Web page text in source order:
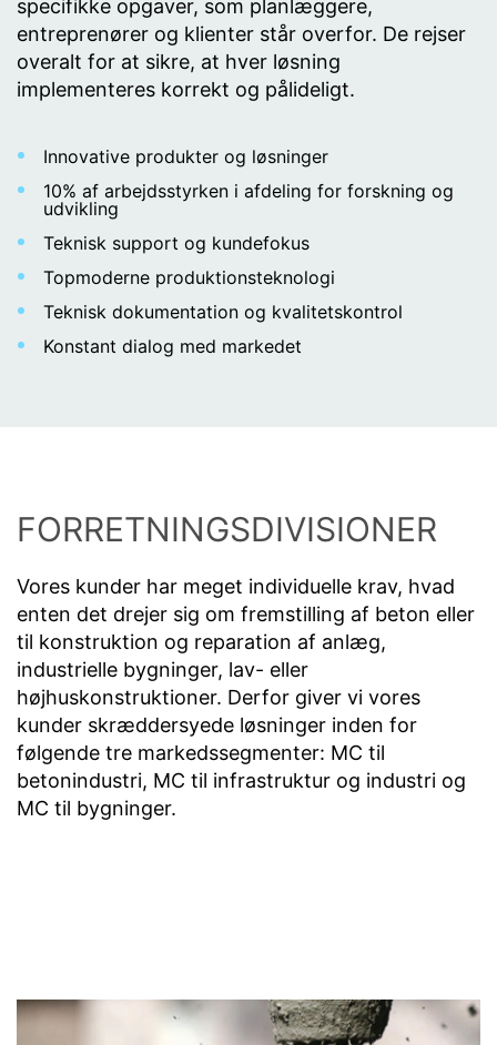
specifikke opgaver, som planlæggere,
entreprenører og klienter står overfor. De rejser
overalt for at sikre, at hver løsning
implementeres korrekt og pålideligt.
Innovative produkter og løsninger
10% af arbejdsstyrken i afdeling for forskning og
udvikling
Teknisk support og kundefokus
Topmoderne produktionsteknologi
Teknisk dokumentation og kvalitetskontrol
Konstant dialog med markedet
FORRETNINGSDIVISIONER
Vores kunder har meget individuelle krav, hvad
enten det drejer sig om fremstilling af beton eller
til konstruktion og reparation af anlæg,
industrielle bygninger, lav- eller
højhuskonstruktioner. Derfor giver vi vores
kunder skræddersyede løsninger inden for
følgende tre markedssegmenter: MC til
betonindustri, MC til infrastruktur og industri og
MC til bygninger.